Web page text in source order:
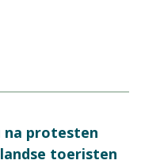
na protesten
toeristen